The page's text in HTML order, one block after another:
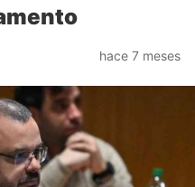
hace 7 meses